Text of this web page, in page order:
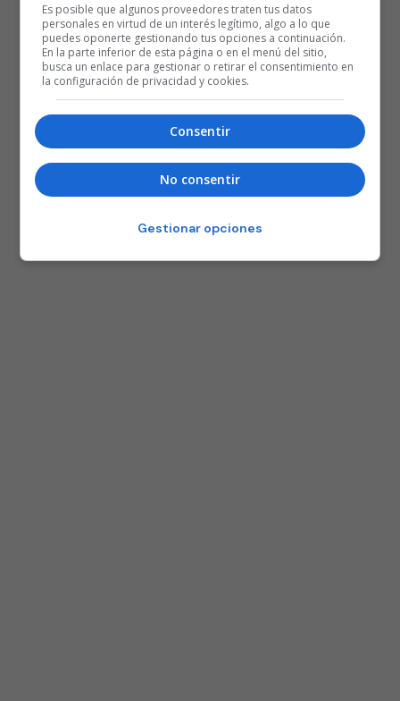
Es posible que algunos proveedores traten tus datos
personales en virtud de un interés legítimo, algo a lo que
puedes oponerte gestionando tus opciones a continuación.
En la parte inferior de esta página o en el menú del sitio,
busca un enlace para gestionar o retirar el consentimiento en
la configuración de privacidad y cookies.
Consentir
No consentir
Gestionar opciones